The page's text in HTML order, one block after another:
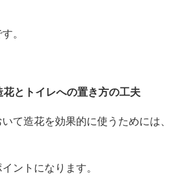
。
とトイレへの置き方の工夫
て造花を効果的に使うためには、
ントになります。